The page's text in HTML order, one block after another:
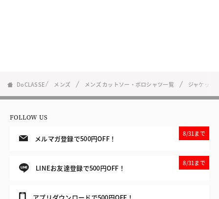
DoCLASSE メンズ メンズ カットソー・ポロシャツ一覧 ジャケット
FOLLOW US
メルマガ登録で500円OFF！
8/31まで
LINEお友達登録で500円OFF！
8/31まで